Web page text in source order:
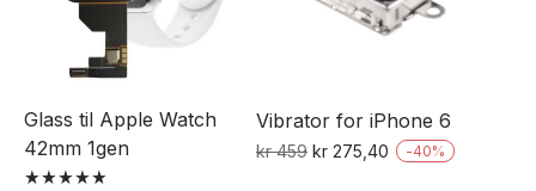
Glass til Apple Watch
42mm 1gen
Vibrator for iPhone 6
kr459 Opprinnelig
kr 275,40 Nåværende
-40%